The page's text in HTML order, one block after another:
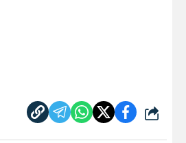
شارك